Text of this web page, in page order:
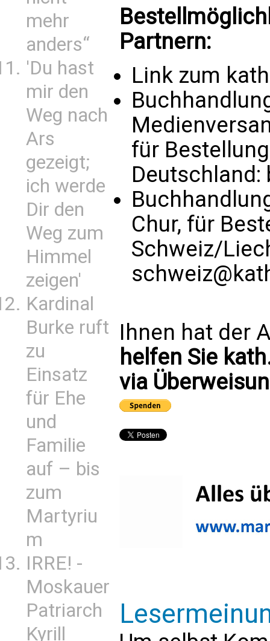
mehr
anders“
'Du hast
mir den
Weg nach
Ars
gezeigt;
ich werde
Dir den
Weg zum
Himmel
zeigen'
Kardinal
Burke ruft
zu
Einsatz
für Ehe
und
Familie
auf – bis
zum
Martyriu
m
IRRE! -
Moskauer
Patriarch
Kyrill
Partnern:
Link zum
für
Deutschland:
Chur, für
Schweiz/
Ihnen hat der
helfen Sie
via